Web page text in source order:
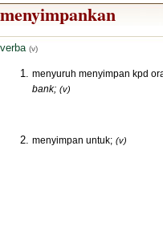
menyimpankan
verba (v)
menyuruh menyimpan kpd
bank; (v)
menyimpan untuk; (v)